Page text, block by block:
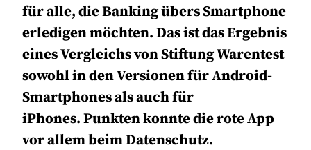
für alle, die Banking übers Smartphone
erledigen möchten. Das ist das Ergebnis
eines Vergleichs von Stiftung Warentest
sowohl in den Versionen für Android-
Smartphones als auch für
iPhones. Punkten konnte die rote App
vor allem beim Datenschutz.